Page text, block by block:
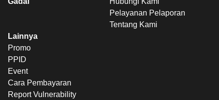
Pelayanan Pelaporan
Tentang Kami
Lainnya
Promo
PPID
Event
Cara Pembayaran
Report Vulnerability